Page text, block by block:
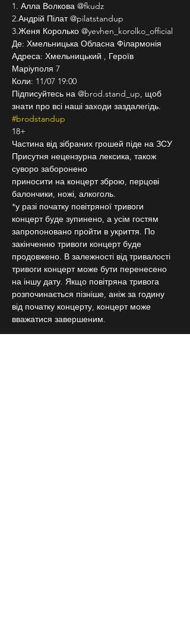
1. Алла Волкова @fkudz
2.Андрій Пілат @pilatstandup
3.Женя Королько @yevhen_korolko_official
Де: Хмельницька Обласна Філармонія
Адреса: Хмельницький , Героїв
Маріуполя 7
Коли: 11/07 19:00
Підписуйтесь на @brod.stand_up, щоб
знати про всі наші заходи заздалегідь.
#brodstandup
18+
Частина від зібраних грошей піде на ЗСУ
Присутня нецензурна лексика, також
суворо заборонено
приносити на концерт зброю, перцові
балончики, ножі, алкоголь.
*у разі початку повітряної тривоги
концерт буде зупинено, а усім гостям
запропоновано пройти в укриття. По
закінченню тривоги концерт буде
продовжено. В залежності від тривалості
тривоги концерт може бути перенесено
на іншу дату. Якщо повітряна тривога
розпочинається пізніше, аніж за годину
від початку концерту, концерт може
вважатися завершеним.